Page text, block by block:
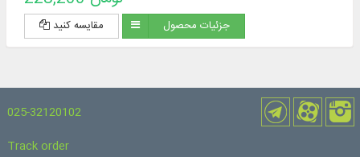
Shari’a, Ayoun Akhbar al-Rida (peace be upon him)).
مقایسه کنید جزئیات محصول
025-32120102
Track order